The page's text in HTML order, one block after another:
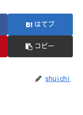
はてブ
コピー
shuichi